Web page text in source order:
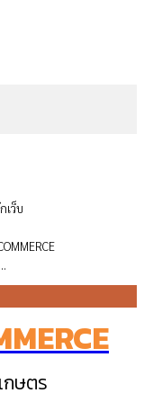
เว็บ
กษตร